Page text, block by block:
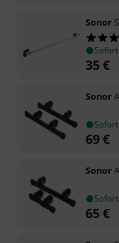
Sonor
35€
Sonor
69€
Sonor
65€